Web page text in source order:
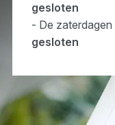
gesloten
- De zaterdagen
gesloten